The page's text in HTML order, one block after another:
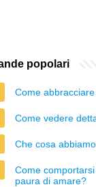
popolari
Come
Come vedere
Che cosa
Come
paura di amare?